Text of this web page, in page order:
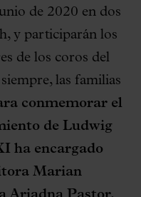
de 2020 en dos
y participarán los
de los coros del
las familias
conmemorar el
de Ludwig
ha encargado
Marian